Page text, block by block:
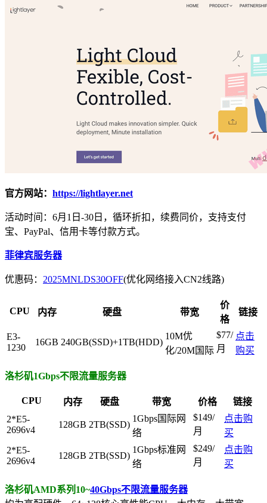
官方网站： https://lightlayer.net
活动时间：6月1日-30日，循环折扣，续费同价，支持支付
宝、PayPal、信用卡等付款方式。
菲律宾服务器
优惠码： 2025MNLDS30OFF(优化网络接入CN2线路)
CPU 内存 硬盘 带宽
价
格
链接
E3-
1230
16GB 240GB(SSD)+1TB(HDD)
10M优
化/20M国际
$77/
月
点击
购买
洛杉矶1Gbps不限流量服务器
CPU 内存 硬盘 带宽 价格
链接
2*E5-
2696v4
128GB 2TB(SSD)
1Gbps国际网
络
$149/
月
点击购
买
2*E5-
2696v4
128GB 2TB(SSD)
1Gbps标准网
络
$249/
月
点击购
买
洛杉矶AMD系列10~40Gbps不限流量服务器